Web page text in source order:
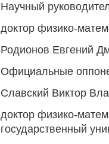
Научный
доктор физико-
Родионов Евгений
Официальные
Славский Виктор
доктор физико-
государственный